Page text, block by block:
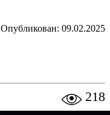
Опубликован: 09.02.2025
218